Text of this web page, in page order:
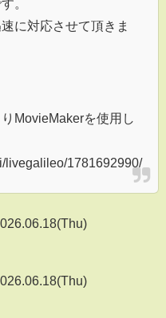
。
に対応させて頂きま
MovieMakerを使用し
livegalileo/1781692990/